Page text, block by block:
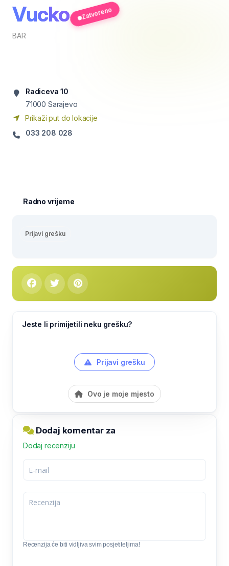
Vucko
BAR
Zatvoreno
Radiceva 10
71000 Sarajevo
Prikaži put do lokacije
033 208 028
Radno vrijeme
Prijavi grešku
Jeste li primijetili neku grešku?
Prijavi grešku
Ovo je moje mjesto
Dodaj komentar za
Dodaj recenziju
Recenzija će biti vidljiva svim posjetiteljima!